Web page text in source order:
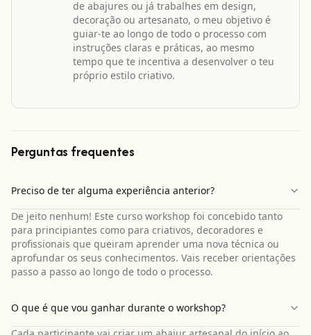
de abajures ou já trabalhes em design,
decoração ou artesanato, o meu objetivo é
guiar-te ao longo de todo o processo com
instruções claras e práticas, ao mesmo
tempo que te incentiva a desenvolver o teu
próprio estilo criativo.
Perguntas frequentes
Preciso de ter alguma experiência anterior?
De jeito nenhum! Este curso workshop foi concebido tanto
para principiantes como para criativos, decoradores e
profissionais que queiram aprender uma nova técnica ou
aprofundar os seus conhecimentos. Vais receber orientações
passo a passo ao longo de todo o processo.
O que é que vou ganhar durante o workshop?